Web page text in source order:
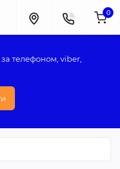
за телефоном, viber,
0